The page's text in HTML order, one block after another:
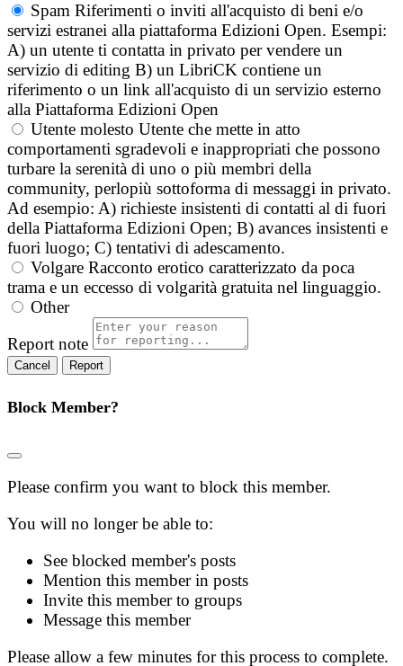
Spam Riferimenti o inviti all'acquisto di beni e/o
servizi estranei alla piattaforma Edizioni Open. Esempi:
A) un utente ti contatta in privato per vendere un
servizio di editing B) un LibriCK contiene un
riferimento o un link all'acquisto di un servizio esterno
alla Piattaforma Edizioni Open
Utente molesto Utente che mette in atto
comportamenti sgradevoli e inappropriati che possono
turbare la serenità di uno o più membri della
community, perlopiù sottoforma di messaggi in privato.
Ad esempio: A) richieste insistenti di contatti al di fuori
della Piattaforma Edizioni Open; B) avances insistenti e
fuori luogo; C) tentativi di adescamento.
Volgare Racconto erotico caratterizzato da poca
trama e un eccesso di volgarità gratuita nel linguaggio.
Other
Report note
Report
Block Member?
Please confirm you want to block this member.
You will no longer be able to:
See blocked member's posts
Mention this member in posts
Invite this member to groups
Message this member
Please allow a few minutes for this process to complete.